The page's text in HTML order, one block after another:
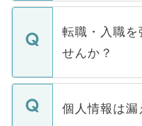
ます。通常、5
いただきます
マイナビ
うち約3割は、
けない「非公
下記の理由に
ません。
■応募殺到を避
転職・入職を
せんか？
転職・入職を
ん。また、仮
個人情報は漏